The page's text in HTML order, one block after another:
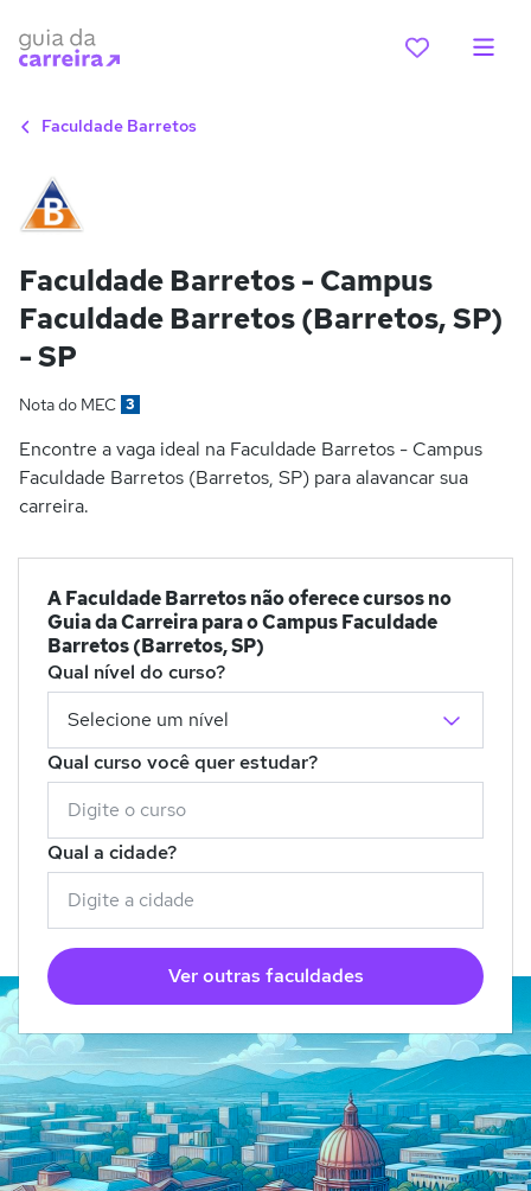
Faculdade Barretos
Faculdade Barretos - Campus
Faculdade Barretos (Barretos, SP)
- SP
Nota do MEC 3
Encontre a vaga ideal na Faculdade Barretos - Campus
Faculdade Barretos (Barretos, SP) para alavancar sua
carreira.
A Faculdade Barretos não oferece cursos no
Guia da Carreira para o Campus Faculdade
Barretos (Barretos, SP)
Qual nível do curso?
Qual curso você quer estudar?
Qual a cidade?
Ver outras faculdades